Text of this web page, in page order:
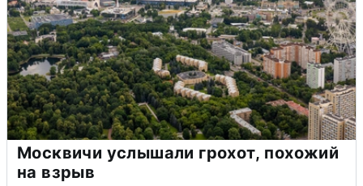
Москвичи услышали грохот, похожий
на взрыв